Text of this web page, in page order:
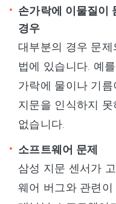
손가락에 이물질이
경우
대부분의 경우 문
법에 있습니다. 예
가락에 물이나 기
지문을 인식하지
없습니다.
소프트웨어 문제
삼성 지문 센서가
웨어 버그와 관련